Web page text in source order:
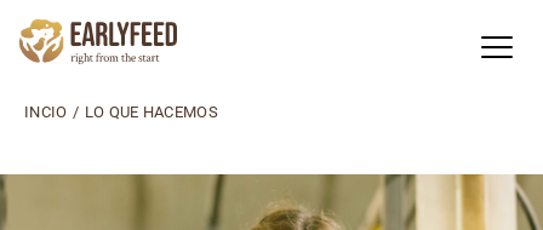
INCIO / LO QUE HACEMOS